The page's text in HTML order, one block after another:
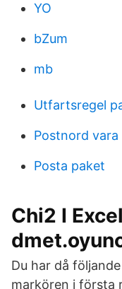
YO
bZum
mb
Utfartsregel
Postnord
Posta paket
Chi2 I
Du har då
markören i första